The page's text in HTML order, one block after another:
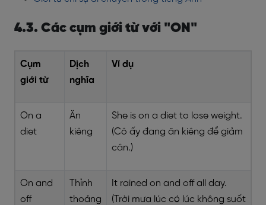
4.3. Các cụm giới từ với "ON"
Cụm
giới từ
Dịch
nghĩa
Ví dụ
On a
diet
Ăn
kiêng
She is on a diet to lose weight.
(Cô ấy đang ăn kiêng để giảm
cân.)
On and
off
Thỉnh
thoảng
It rained on and off all day.
(Trời mưa lúc có lúc không suốt